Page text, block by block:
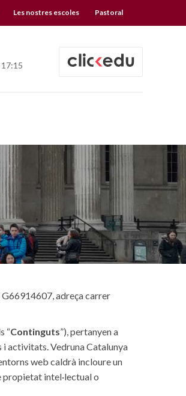
Les nostres escoles Pastoral
G66914607, adreça carrer
“Continguts”), pertanyen a
i activitats. Vedruna Catalunya
web caldrà incloure un
propietat intel·lectual o